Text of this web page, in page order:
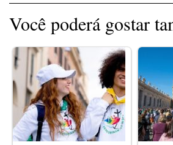
Você poderá gostar